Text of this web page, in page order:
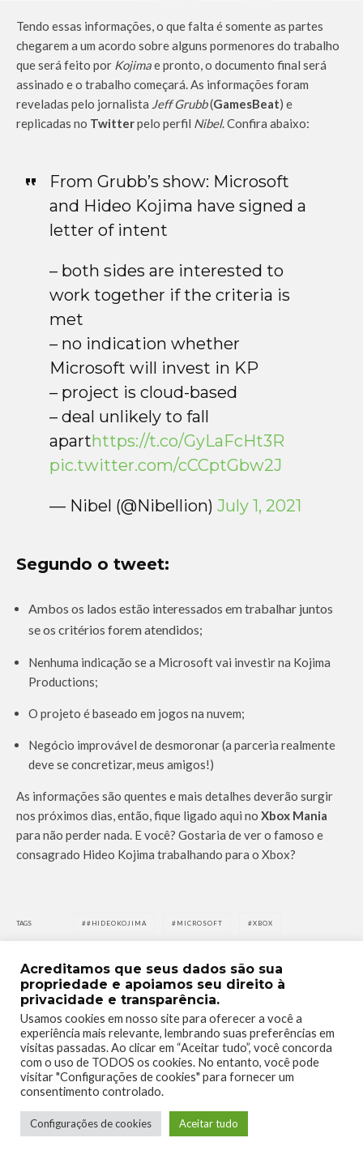
Tendo essas informações, o que falta é somente as partes
chegarem a um acordo sobre alguns pormenores do trabalho
que será feito por Kojimae pronto, o documento final será
assinado e o trabalho começará. As informações foram
reveladas pelo jornalista Jeff Grubb(GamesBeat) e
replicadas no Twitterpelo perfil Nibel. Confira abaixo:
From Grubb’s show: Microsoft
and Hideo Kojima have signed a
letter of intent
– both sides are interested to
work together if the criteria is
met
– no indication whether
Microsoft will invest in KP
– project is cloud-based
– deal unlikely to fall
aparthttps://t.co/GyLaFcHt3R
pic.twitter.com/cCCptGbw2J
— Nibel (@Nibellion) July 1, 2021
Segundo o tweet:
Ambos os lados estão interessados ​​em trabalhar juntos
se os critérios forem atendidos;
Nenhuma indicação se a Microsoft vai investir na Kojima
Productions;
O projeto é baseado em jogos na nuvem;
Negócio improvável de desmoronar (a parceria realmente
deve se concretizar, meus amigos!)
As informações são quentes e mais detalhes deverão surgir
nos próximos dias, então, fique ligado aqui no Xbox Mania
para não perder nada. E você? Gostaria de ver o famoso e
consagrado Hideo Kojima trabalhando para o Xbox?
TAGS #HIDEOKOJIMA MICROSOFT XBOX
0 0
Acreditamos que seus dados são sua
propriedade e apoiamos seu direito à
privacidade e transparência.
Usamos cookies em nosso site para oferecer a você a
experiência mais relevante, lembrando suas preferências em
visitas passadas. Ao clicar em “Aceitar tudo”, você concorda
com o uso de TODOS os cookies. No entanto, você pode
visitar "Configurações de cookies" para fornecer um
consentimento controlado.
Configurações de cookies Aceitar tudo